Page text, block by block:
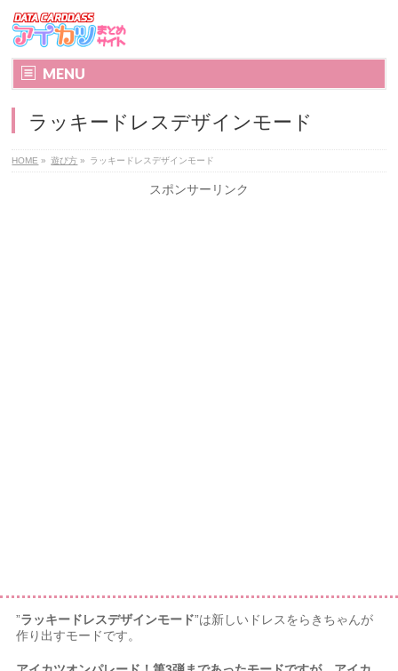
MENU
ラッキードレスデザインモード
HOME » 遊び方 » ラッキードレスデザインモード
スポンサーリンク
”ラッキードレスデザインモード”は新しいドレスをらきちゃんが
作り出すモードです。